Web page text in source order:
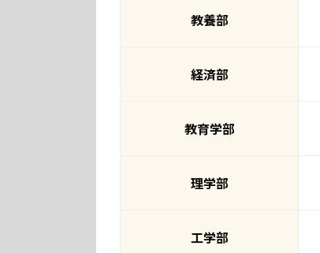
教養部
経済部
教育学部
理学部
工学部